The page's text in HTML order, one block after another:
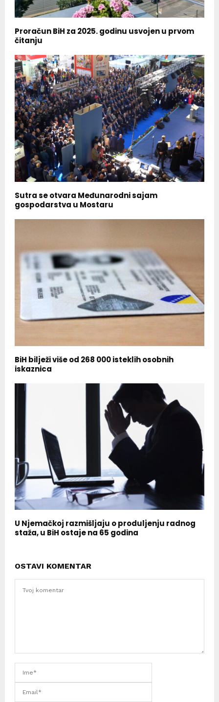
Proračun BiH za 2025. godinu usvojen u prvom
čitanju
Sutra se otvara Međunarodni sajam
gospodarstva u Mostaru
BiH bilježi više od 268 000 isteklih osobnih
iskaznica
U Njemačkoj razmišljaju o produljenju radnog
staža, u BiH ostaje na 65 godina
OSTAVI KOMENTAR